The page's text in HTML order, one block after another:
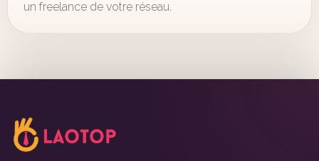
un freelance de votre réseau.